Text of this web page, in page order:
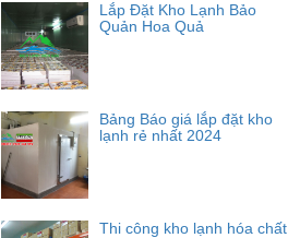
Lắp Đặt Kho Lạnh Bảo
Quản Hoa Quả
Bảng Báo giá lắp đặt kho
lạnh rẻ nhất 2024
Thi công kho lạnh hóa chất